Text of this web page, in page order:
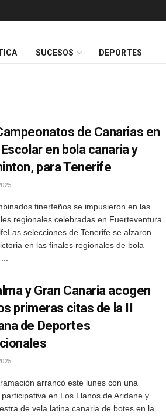
SUCESOS DEPORTES
de Canarias en
Escolar en bola canaria y
para Tenerife
tinerfeños se impusieron en las
regionales celebradas en Fuerteventura
selecciones de Tenerife se alzaron
en las finales regionales de bola
y Gran Canaria acogen
primeras citas de la II
de Deportes
arrancó este lunes con una
en Los Llanos de Aridane y
de vela latina canaria de botes en la